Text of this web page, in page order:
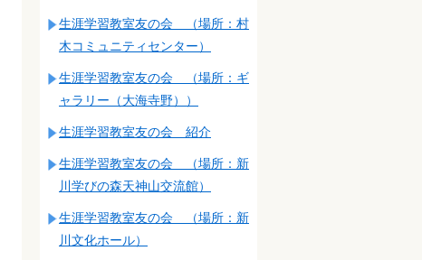
生涯学習教室友の会 （場所：村
木コミュニティセンター）
生涯学習教室友の会 （場所：ギ
ャラリー（大海寺野））
生涯学習教室友の会 紹介
生涯学習教室友の会 （場所：新
川学びの森天神山交流館）
生涯学習教室友の会 （場所：新
川文化ホール）